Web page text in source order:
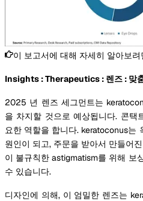
이 보고서에 대해 자세히 알아보려
Insights : Therapeutics : 렌즈 : 맞
2025 년 렌즈 세그먼트는
을 차지할 것으로 예상됩니다. 콘택
요한 역할을 합니다. keratoconus는
원인이 되고, 주문을 받아서 만들어
이 불규칙한 astigmatism를 위해 보
수 있습니다.
디자인에 의해, 이 엄밀한 렌즈는